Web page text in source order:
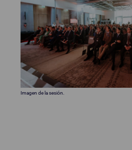
Imagen de la sesión.